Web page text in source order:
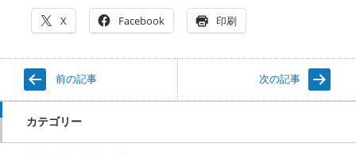
X Facebook 印刷
前の記事 次の記事
カテゴリー